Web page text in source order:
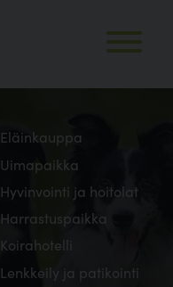
Eläinkauppa
Uimapaikka
Hyvinvointi ja hoitolat
Harrastuspaikka
Koirahotelli
Lenkkeily ja patikointi